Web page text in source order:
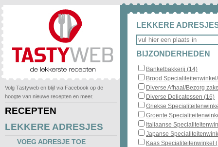
Volg Tastyweb en blijf via Facebook op de
hoogte van nieuwe recepten en meer.
RECEPTEN
LEKKERE ADRESJES
VOEG ADRESJE TOE
LEKKERE
BIJZONDERHEDEN
Banketbakkerij (14)
Brood
Diverse Afhaal/Bezorg
Diverse Delicatessen (16)
Griekse
Groente
Italiaanse
Japanse
Kaas Specialiteitenwinkel